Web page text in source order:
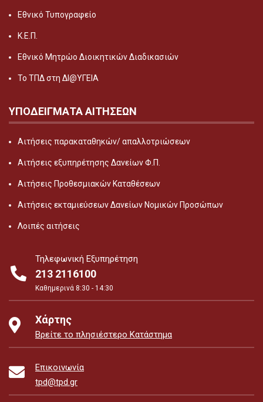
Εθνικό Τυπογραφείο
Κ.Ε.Π.
Εθνικό Μητρώο Διοικητικών Διαδικασιών
Το ΤΠΔ στη ΔΙ@ΥΓΕΙΑ
ΥΠΟΔΕΙΓΜΑΤΑ ΑΙΤΗΣΕΩΝ
Αιτήσεις παρακαταθηκών/ απαλλοτριώσεων
Αιτήσεις εξυπηρέτησης Δανείων Φ.Π.
Αιτήσεις Προθεσμιακών Καταθέσεων
Αιτήσεις εκταμιεύσεων Δανείων Νομικών Προσώπων
Λοιπές αιτήσεις
Τηλεφωνική Εξυπηρέτηση
213 2116100
Καθημερινά 8:30 - 14:30
Χάρτης
Βρείτε το πλησιέστερο Κατάστημα
Επικοινωνία
tpd@tpd.gr